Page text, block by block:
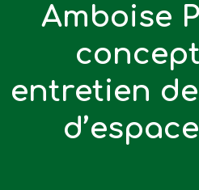
Amboise
entretien